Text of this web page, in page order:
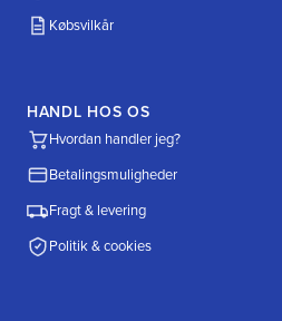
Købsvilkår
HANDL HOS OS
Hvordan handler jeg?
Betalingsmuligheder
Fragt & levering
Politik & cookies